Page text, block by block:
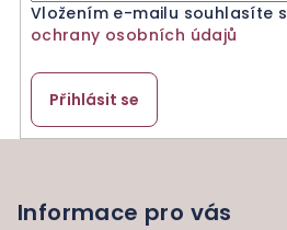
Vložením e-mailu souhlasíte s
ochrany osobních údajů
Přihlásit se
Informace pro vás